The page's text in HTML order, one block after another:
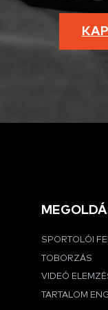
SPORTOLÓI
TOBORZÁS
VIDEÓ
TARTALOM